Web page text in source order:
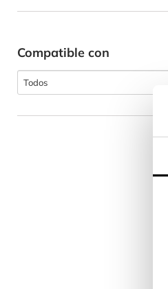
Compatible con
Todos